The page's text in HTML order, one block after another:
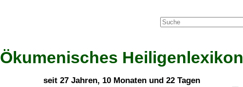
Ökumenisches Heiligenlexikon
seit 27 Jahren, 10 Monaten und 22 Tagen